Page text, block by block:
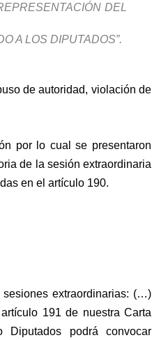
DEL
A LOS DIPUTADOS”.
de autoridad, violación de
por lo cual se presentaron
de la sesión extraordinaria
en el artículo 190.
sesiones extraordinarias: (…)
191 de nuestra Carta
podrá convocar